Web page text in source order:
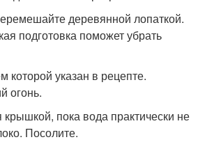
деревянной лопаткой.
подготовка поможет убрать
которой указан в рецепте.
огонь.
пока вода практически не
Посолите.